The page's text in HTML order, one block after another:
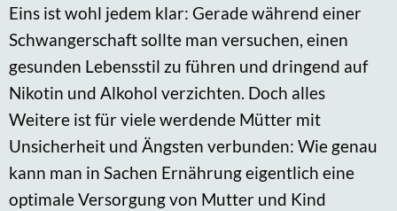
Eins ist wohl jedem klar: Gerade während einer
Schwangerschaft sollte man versuchen, einen
gesunden Lebensstil zu führen und dringend auf
Nikotin und Alkohol verzichten. Doch alles
Weitere ist für viele werdende Mütter mit
Unsicherheit und Ängsten verbunden: Wie genau
kann man in Sachen Ernährung eigentlich eine
optimale Versorgung von Mutter und Kind